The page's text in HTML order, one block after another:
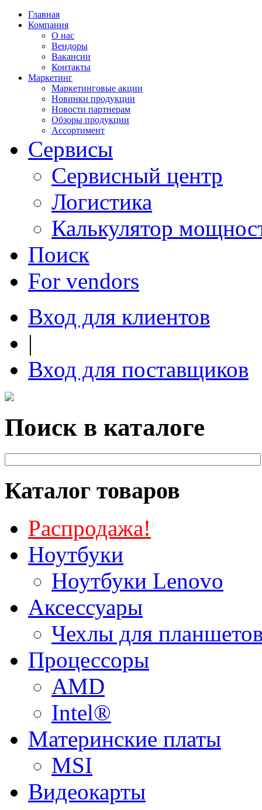
Главная
Компания
О нас
Вендоры
Вакансии
Контакты
Маркетинг
Маркетинговые акции
Новинки продукции
Новости партнерам
Обзоры продукции
Ассортимент
Сервисы
Сервисный центр
Логистика
Калькулятор
Поиск
For vendors
Вход для клиентов
|
Вход для поставщиков
Поиск в каталоге
Каталог товаров
Распродажа!
Ноутбуки
Ноутбуки Lenovo
Аксессуары
Чехлы для
Процессоры
AMD
Intel®
Материнские платы
MSI
Видеокарты